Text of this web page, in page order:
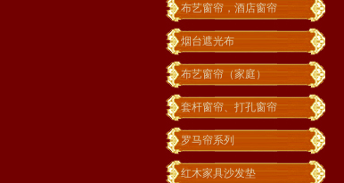
布艺窗帘，酒店窗帘
烟台遮光布
布艺窗帘（家庭）
套杆窗帘、打孔窗帘
罗马帘系列
红木家具沙发垫